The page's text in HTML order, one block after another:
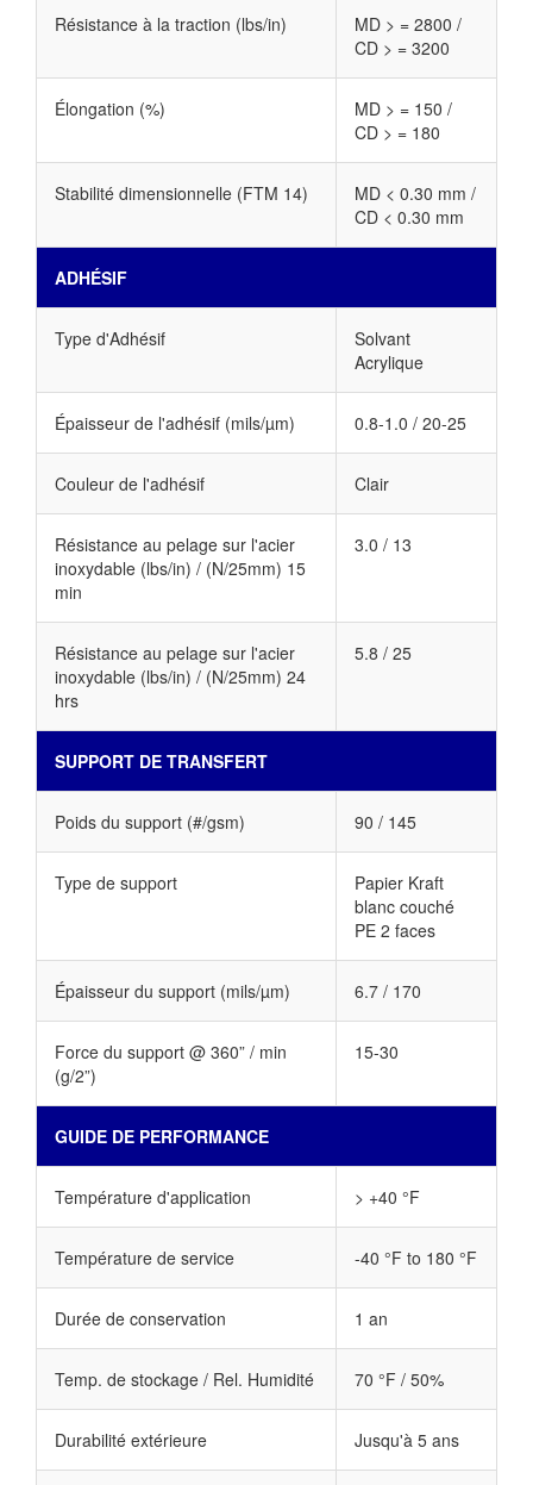
Résistance à la traction (lbs/in)
MD > = 2800 /
CD > = 3200
Élongation (%)
MD > = 150 /
CD > = 180
Stabilité dimensionnelle (FTM 14)
MD < 0.30 mm /
CD < 0.30 mm
ADHÉSIF
Type d'Adhésif
Solvant
Acrylique
Épaisseur de l'adhésif (mils/µm) 0.8-1.0 / 20-25
Couleur de l'adhésif Clair
Résistance au pelage sur l'acier
inoxydable (lbs/in) / (N/25mm) 15
min
3.0 / 13
Résistance au pelage sur l'acier
inoxydable (lbs/in) / (N/25mm) 24
hrs
5.8 / 25
SUPPORT DE TRANSFERT
Poids du support (#/gsm) 90 / 145
Type de support
Papier Kraft
blanc couché
PE 2 faces
Épaisseur du support (mils/µm) 6.7 / 170
Force du support @ 360” / min
(g/2”)
15-30
GUIDE DE PERFORMANCE
Température d'application > +40 °F
Température de service -40 °F to 180 °F
Durée de conservation 1 an
Temp. de stockage / Rel. Humidité 70 °F / 50%
Durabilité extérieure Jusqu'à 5 ans